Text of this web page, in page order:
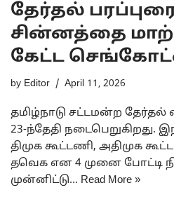
தேர்தல்
சின்னத்தை
கேட்ட
by Editor April 11, 2026
தமிழ்நாடு சட்டமன்ற தேர்தல்
23-ந்தேதி நடைபெறுகிறது.
திமுக கூட்டணி, அதிமுக
தவெக என 4 முனை போட்டி
முன்னிட்டு… Read More »